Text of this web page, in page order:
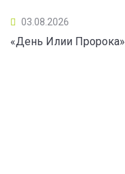
03.08.2026
«День Илии Пророка»